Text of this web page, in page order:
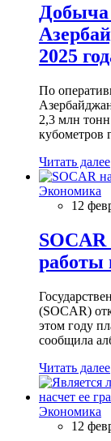
Добыча
2025
По
2,3 млн
кубометров
Читать далее
Экономика
12
работы
(SOCAR)
этом году
сообщила
Читать далее
Экономика
12